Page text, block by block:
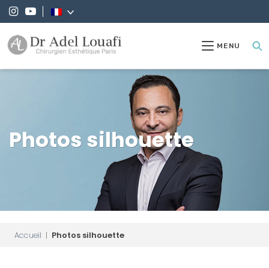
MENU
Photos silhouette
Accueil | Photos silhouette